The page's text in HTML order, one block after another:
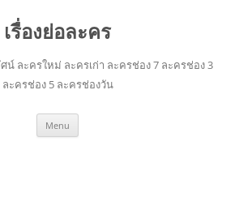
เรื่องย่อละคร
ละครใหม่ ละครเก่า ละครช่อง 7 ละครช่อง 3
ละครช่อง 5 ละครช่องวัน
Menu